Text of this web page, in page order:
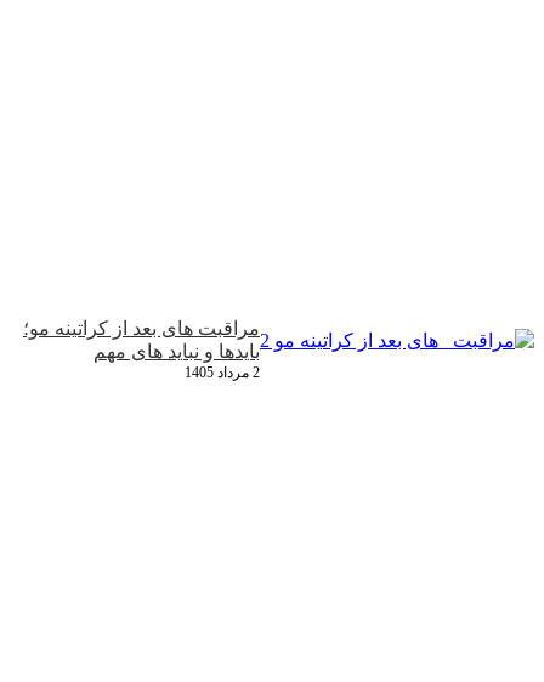
مراقبت‌ های بعد از کراتینه مو؛
بایدها و نباید های مهم
2 مرداد 1405